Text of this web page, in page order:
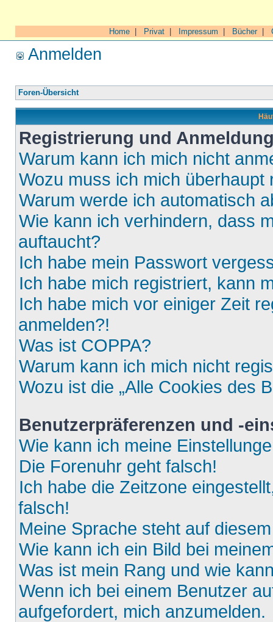
Home Privat Impressum Bücher|
Anmelden
Foren-Übersicht
Registrierung und
Warum kann ich mich nicht
Wozu muss ich mich überhaupt
Warum werde ich automatisch
Wie kann ich verhindern, dass
auftaucht?
Ich habe mein Passwort
Ich habe mich registriert, kann
Ich habe mich vor einiger Zeit
anmelden?!
Was ist COPPA?
Warum kann ich mich nicht
Wozu ist die „Alle Cookies des
Benutzerpräferenzen und -
Wie kann ich meine
Die Forenuhr geht falsch!
Ich habe die Zeitzone
falsch!
Meine Sprache steht auf
Wie kann ich ein Bild bei
Was ist mein Rang und wie
Wenn ich bei einem Benutzer
aufgefordert, mich anzumelden.